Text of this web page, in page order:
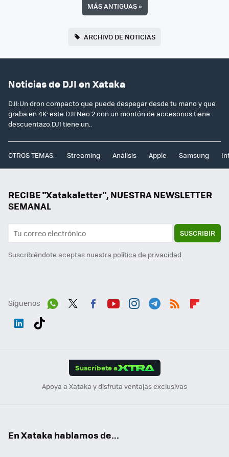
MÁS ANTIGUAS»
ARCHIVO DE NOTICIAS
Noticias de DJI en Xataka
DJI:Un dron compacto que puede despegar desde tu mano y que
graba en 4K: este DJI Neo 2 con un montón de accesorios tiene
descuentazo.DJI tiene un..
OTROS TEMAS: Streaming Análisis Apple Samsung
RECIBE "Xatakaletter", NUESTRA NEWSLETTER
SEMANAL
SUSCRIBIR
Suscribiéndote aceptas nuestra política de privacidad
Síguenos
Suscríbete a
Apoya a Xataka y disfruta ventajas exclusivas
En Xataka hablamos de...